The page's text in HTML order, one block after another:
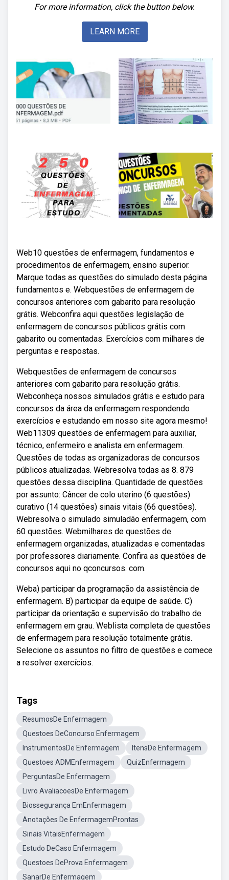
For more information, click the button below.
LEARN MORE
Web10 questões de enfermagem, fundamentos e
procedimentos de enfermagem, ensino superior.
Marque todas as questões do simulado desta página
fundamentos e. Webquestões de enfermagem de
concursos anteriores com gabarito para resolução
grátis. Webconfira aqui questões legislação de
enfermagem de concursos públicos grátis com
gabarito ou comentadas. Exercícios com milhares de
perguntas e respostas.
Webquestões de enfermagem de concursos
anteriores com gabarito para resolução grátis.
Webconheça nossos simulados grátis e estudo para
concursos da área da enfermagem respondendo
exercícios e estudando em nosso site agora mesmo!
Web11309 questões de enfermagem para auxiliar,
técnico, enfermeiro e analista em enfermagem.
Questões de todas as organizadoras de concursos
públicos atualizadas. Webresolva todas as 8. 879
questões dessa disciplina. Quantidade de questões
por assunto: Câncer de colo uterino (6 questões)
curativo (14 questões) sinais vitais (66 questões).
Webresolva o simulado simuladão enfermagem, com
60 questões. Webmilhares de questões de
enfermagem organizadas, atualizadas e comentadas
por professores diariamente. Confira as questões de
concursos aqui no qconcursos. com.
Weba) participar da programação da assistência de
enfermagem. B) participar da equipe de saúde. C)
participar da orientação e supervisão do trabalho de
enfermagem em grau. Weblista completa de questões
de enfermagem para resolução totalmente grátis.
Selecione os assuntos no filtro de questões e comece
a resolver exercícios.
Tags
ResumosDe Enfermagem
Questoes DeConcurso Enfermagem
InstrumentosDe Enfermagem
ItensDe Enfermagem
Questoes ADMEnfermagem
QuizEnfermagem
PerguntasDe Enfermagem
Livro AvaliacoesDe Enfermagem
Biossegurança EmEnfermagem
Anotações De EnfermagemProntas
Sinais VitaisEnfermagem
Estudo DeCaso Enfermagem
Questoes DeProva Enfermagem
SanarDe Enfermagem